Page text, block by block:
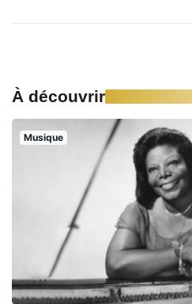
À découvrir
Musique